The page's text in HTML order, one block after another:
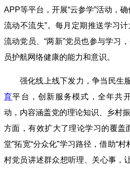
APP等平台，开展“云参学”活动，确
流动不流失”。每月定期推送学习
流动党员、“两新”党员也参与学习
员护航网络健康的能力和意识。
强化线上线下发力，争当民生
育平台，创新服务模式，全年共
动，内容涵盖党的理论知识、乡村
方面，有效扩大了理论学习的覆盖
堂”拓宽“分众化”学习路径，借助“
村党员讲述群众想听理、关心事，